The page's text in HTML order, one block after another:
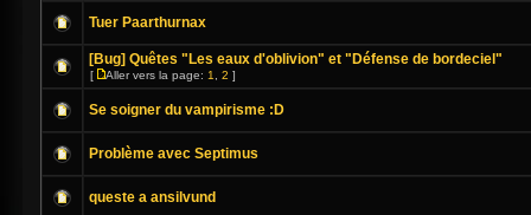
Tuer Paarthurnax
[Bug] Quêtes "Les eaux d'oblivion" et "Défense de bordeciel"
[ Aller vers la page: 1 2 ]
Se soigner du vampirisme :D
Problème avec Septimus
queste a ansilvund